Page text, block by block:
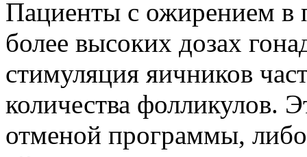
Пациенты с ожирением
более высоких дозах
стимуляция яичников
количества фолликулов.
отменой программы,